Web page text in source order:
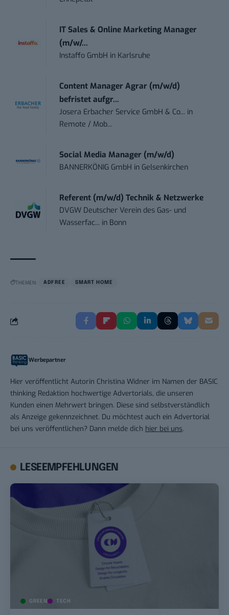
IT Sales & Online Marketing Manager
(m/w/...
Instaffo GmbH in Karlsruhe
Content Manager Agrar (m/w/d)
befristet aufgr...
Josera Erbacher Service GmbH & Co... in
Remote / Mob...
Social Media Manager (m/w/d)
BANNERKÖNIG GmbH in Gelsenkirchen
Referent (m/w/d) Technik & Netzwerke
DVGW Deutscher Verein des Gas- und
Wasserfac... in Bonn
THEMEN: ADFREE SMART HOME
Werbepartner
Hier veröffentlicht Autorin Christina Widner im Namen der BASIC
thinking Redaktion hochwertige Advertorials, die unseren
Kunden einen Mehrwert bringen. Diese sind selbstverständlich
als Anzeige gekennzeichnet. Du möchtest auch ein Advertorial
bei uns veröffentlichen? Dann melde dich hier bei uns.
LESEEMPFEHLUNGEN
GREEN TECH